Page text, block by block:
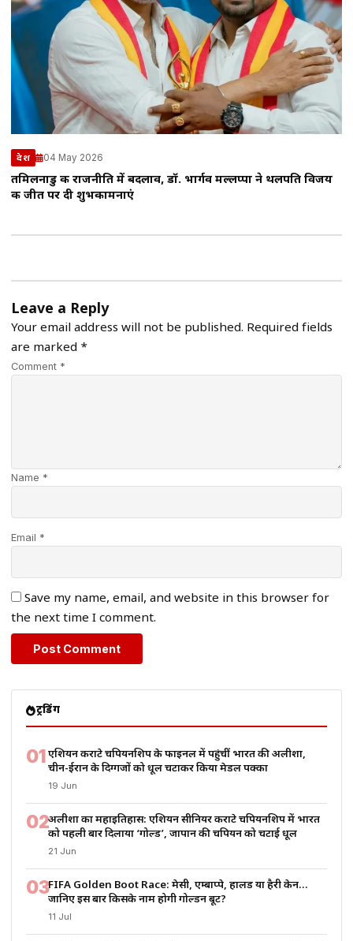
देश 04 May 2026
तमिलनाडु की राजनीति में बदलाव, डॉ. भार्गव मल्लप्पा ने थलपति विजय
की जीत पर दी शुभकामनाएं
Leave a Reply
Your email address will not be published. Required fields
are marked *
Comment *
Name *
Email *
Save my name, email, and website in this browser for
the next time I comment.
ट्रेंडिंग
01एशियन कराटे चैंपियनशिप के फाइनल में पहुंचीं भारत की अलीशा,
चीन-ईरान के दिग्गजों को धूल चटाकर किया मेडल पक्का
19 Jun
02अलीशा का महाइतिहास: एशियन सीनियर कराटे चैंपियनशिप में भारत
को पहली बार दिलाया ‘गोल्ड’, जापान की चैंपियन को चटाई धूल
21 Jun
03FIFA Golden Boot Race: मेसी, एम्बाप्पे, हालैंड या हैरी केन…
जानिए इस बार किसके नाम होगी गोल्डन बूट?
11 Jul